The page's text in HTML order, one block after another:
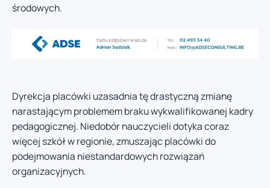
środowych.
Dyrekcja placówki uzasadnia tę drastyczną zmianę
narastającym problemem braku wykwalifikowanej kadry
pedagogicznej. Niedobór nauczycieli dotyka coraz
więcej szkół w regionie, zmuszając placówki do
podejmowania niestandardowych rozwiązań
organizacyjnych.